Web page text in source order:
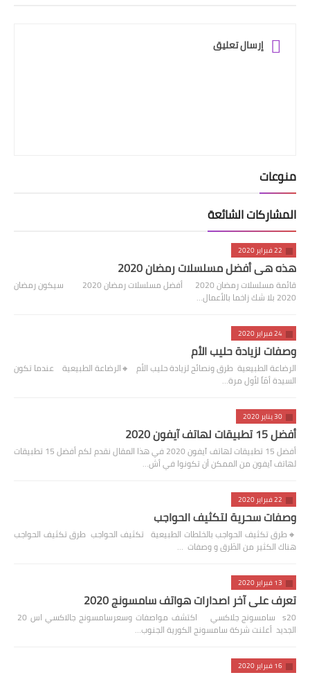
إرسال تعليق
منوعات
المشاركات الشائعة
22 فبراير 2020
هذه هي أفضل مسلسلات رمضان 2020
قائمة مسلسلات رمضان 2020 أفضل مسلسلات رمضان 2020 سيكون رمضان
2020 بلا شك زاخما بالأعمال…
24 فبراير 2020
وصفات لزيادة حليب الأم
الرضاعة الطبيعية طرق ونصائح لزيادة حليب الأم 🔸️الرضاعة الطبيعية عندما تكون
السيدة أمّاً لأول مرة…
30 يناير 2020
أفضل 15 تطبيقات لهاتف آيفون 2020
أفضل 15 تطبيقات لهاتف آيفون 2020 في هذا المقال نقدم لكم أفضل 15 تطبيقات
لهاتف آيفون من الممكن أن تكونوا في أش…
22 فبراير 2020
وصفات سحرية لتكثيف الحواجب
🔸️طرق تكثيف الحواجب بالخلطات الطبيعية تكثيف الحواجب طرق تكثيف الحواجب
هناك الكثير من الطّرق و وصفات …
13 فبراير 2020
تعرف على آخر اصدارات هواتف سامسونج 2020
الجديد أعلنت شركة سامسونج الكورية الجنوب…
16 فبراير 2020